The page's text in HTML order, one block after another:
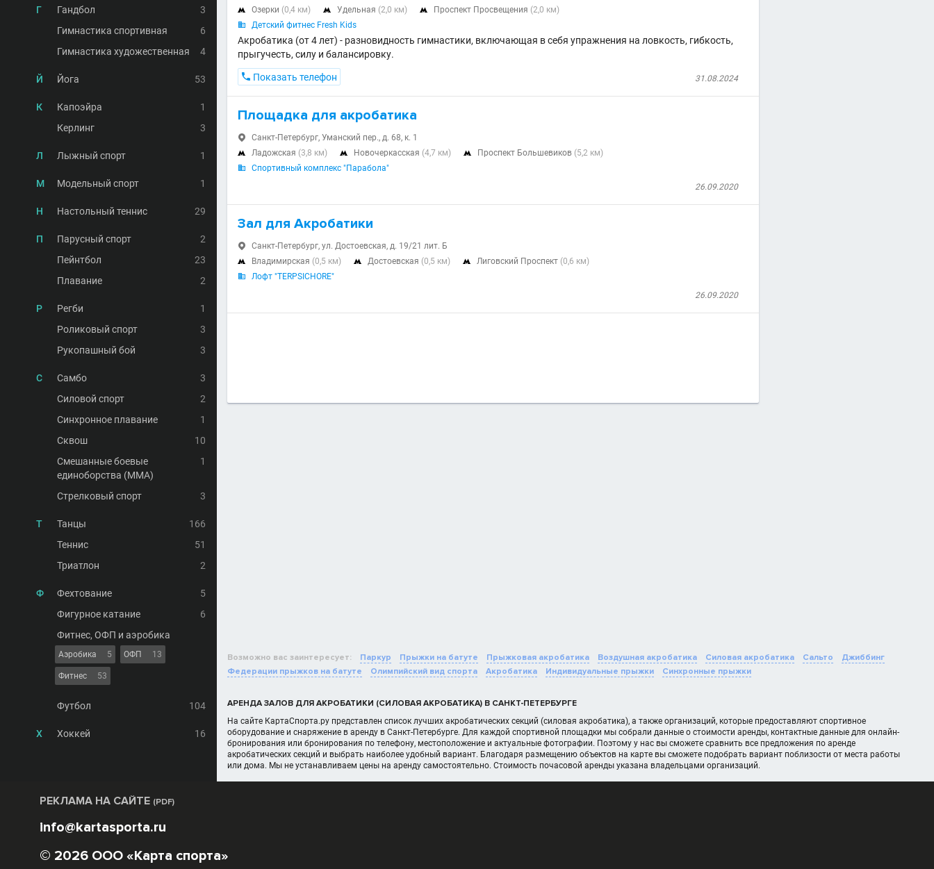
Г Гандбол
3
Гимнастика спортивная
6
Гимнастика художественная
4
Й Йога 53
К Капоэйра
1
Керлинг
3
Л Лыжный спорт 1
М Модельный спорт 1
Н Настольный теннис 29
П Парусный спорт
2
Пейнтбол
23
Плавание
2
Р Регби
1
Роликовый спорт
3
Рукопашный бой
3
С Самбо
3
Силовой спорт
2
Синхронное плавание
1
Сквош
10
Смешанные боевые
единоборства (MMA)
1
Стрелковый спорт 3
Т Танцы
166
Теннис
51
Триатлон
2
Ф Фехтование
5
Фигурное катание
6
Фитнес, ОФП и аэробика
Аэробика 5 ОФП 13
Фитнес 53
Футбол 104
Х Хоккей 16
 Озерки (0,4 км)  Удельная (2,0 км)  Проспект Просвещения (2,0 км)
 Детский фитнес Fresh Kids
Акробатика (от 4 лет) - разновидность гимнастики, включающая в себя упражнения на ловкость, гибкость,
прыгучесть, силу и балансировку.
31.08.2024
 Показать телефон
Площадка для акробатика
 Санкт-Петербург, Уманский пер., д. 68, к. 1
 Ладожская (3,8 км)  Новочеркасская (4,7 км)  Проспект Большевиков (5,2 км)

Спортивный комплекс "Парабола"
26.09.2020
Зал для Акробатики
 Санкт-Петербург, ул. Достоевская, д. 19/21 лит. Б
 Владимирская (0,5 км)  Достоевская (0,5 км)  Лиговский Проспект (0,6 км)

Лофт "TERPSICHORE"
26.09.2020
Возможно вас заинтересует: Паркур Прыжки на батуте Прыжковая акробатика Воздушная акробатика Силовая акробатика Сальто
Джиббинг
Федерации прыжков на батуте
Олимпийский вид спорта Акробатика Индивидуальные прыжки Синхронные прыжки
АРЕНДА ЗАЛОВ ДЛЯ АКРОБАТИКИ (СИЛОВАЯ АКРОБАТИКА) В САНКТ-ПЕТЕРБУРГЕ
На сайте КартаСпорта.ру представлен список лучших акробатических секций (силовая акробатика), а также организаций, которые предоставляют спортивное
оборудование и снаряжение в аренду в Санкт-Петербурге. Для каждой спортивной площадки мы собрали данные о стоимости аренды, контактные данные для онлайн-
бронирования или бронирования по телефону, местоположение и актуальные фотографии. Поэтому у нас вы сможете сравнить все предложения по аренде
акробатических секций и выбрать наиболее удобный вариант. Благодаря размещению объектов на карте вы сможете подобрать вариант поблизости от места работы
или дома. Мы не устанавливаем цены на аренду самостоятельно. Стоимость почасовой аренды указана владельцами организаций.
РЕКЛАМА НА САЙТЕ (PDF)
info@kartasporta.ru
© 2026 ООО «Карта спорта»